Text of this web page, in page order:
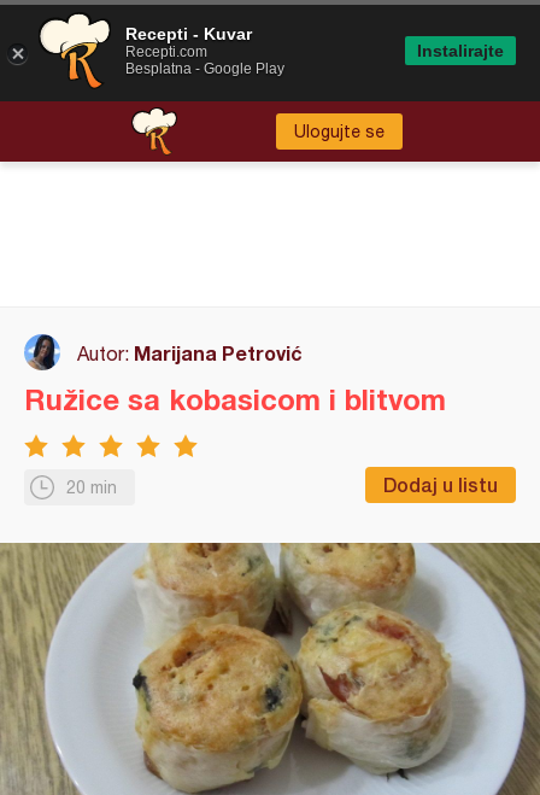
Ulogujte se
Autor: Marijana Petrović
20 min Dodaj u listu
Ružice sa kobasicom i blitvom
Recepti - Kuvar
Recepti.com
Besplatna - Google Play
Instalirajte